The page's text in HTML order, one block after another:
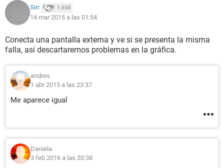
Sirr 1.658
14 mar 2015 a las 01:54
Conecta una pantalla externa y ve si se presenta la misma
falla, así descartaremos problemas en la gráfica.
andres
1 abr 2015 a las 23:37
Me aparece igual
Daniela
3 feb 2016 a las 20:38